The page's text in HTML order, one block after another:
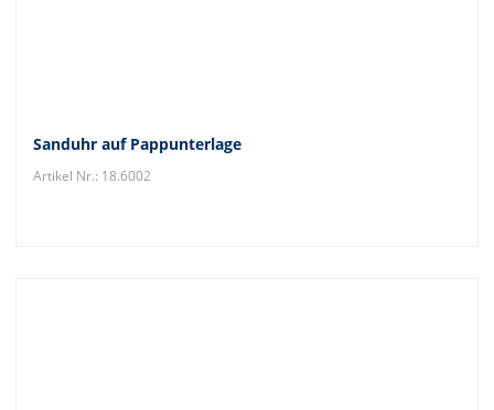
Sanduhr auf Pappunterlage
Artikel Nr.: 18.6002